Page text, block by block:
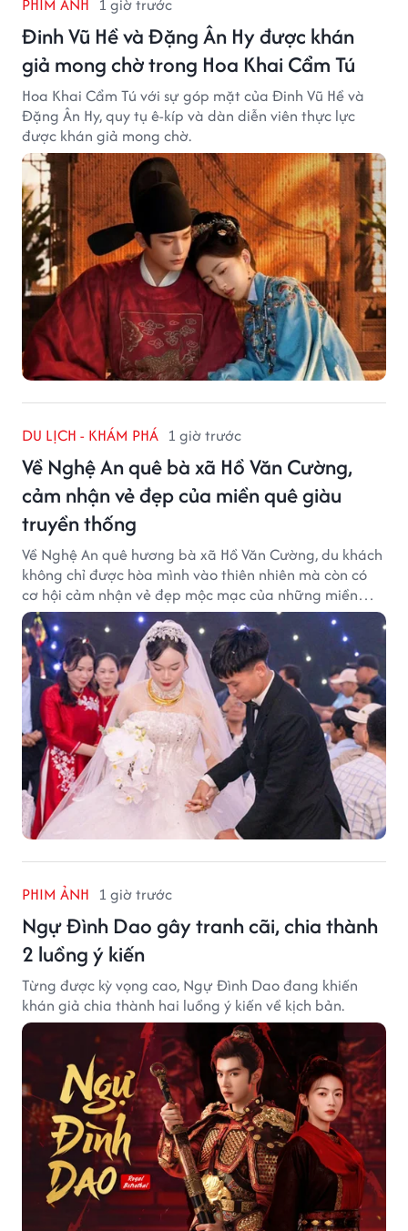
PHIM ẢNH 1 giờ trước
Đinh Vũ Hề và Đặng Ân Hy được khán
giả mong chờ trong Hoa Khai Cẩm Tú
Hoa Khai Cẩm Tú với sự góp mặt của Đinh Vũ Hề và
Đặng Ân Hy, quy tụ ê-kíp và dàn diễn viên thực lực
được khán giả mong chờ.
DU LỊCH - KHÁM PHÁ 1 giờ trước
Về Nghệ An quê bà xã Hồ Văn Cường,
cảm nhận vẻ đẹp của miền quê giàu
truyền thống
Về Nghệ An quê hương bà xã Hồ Văn Cường, du khách
không chỉ được hòa mình vào thiên nhiên mà còn có
cơ hội cảm nhận vẻ đẹp mộc mạc của những miền
quê giàu truyền thống.
PHIM ẢNH 1 giờ trước
Ngự Đình Dao gây tranh cãi, chia thành
2 luồng ý kiến
Từng được kỳ vọng cao, Ngự Đình Dao đang khiến
khán giả chia thành hai luồng ý kiến về kịch bản.